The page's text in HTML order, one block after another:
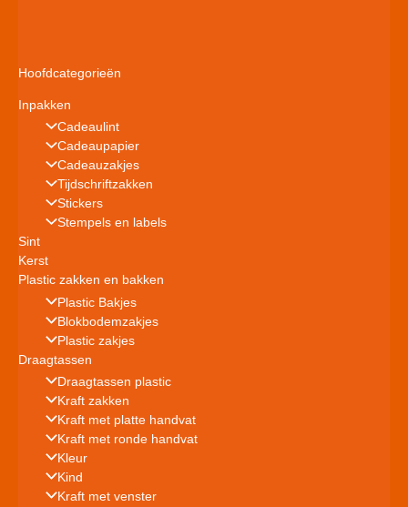
Hoofdcategorieën
Inpakken
Cadeaulint
Cadeaupapier
Cadeauzakjes
Tijdschriftzakken
Stickers
Stempels en labels
Sint
Kerst
Plastic zakken en bakken
Plastic Bakjes
Blokbodemzakjes
Plastic zakjes
Draagtassen
Draagtassen plastic
Kraft zakken
Kraft met platte handvat
Kraft met ronde handvat
Kleur
Kind
Kraft met venster